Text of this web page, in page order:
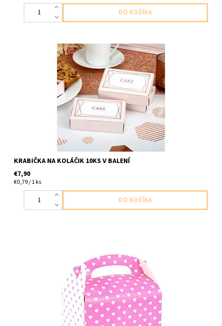
papierové karbicky na kolacik bo drobnosti bedunko ruzove
,,cake,, rose gold 10ks v balení velkost 9x6x2,5cm
KRABIČKA NA KOLÁČIK 10KS V BALENÍ
€7,90
€0,79 / 1 ks
papierova krabicka ruzova s bielymi bodkami 1ks v baleni velkost